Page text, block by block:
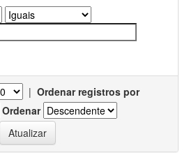
| Ordenar registros por
Ordenar